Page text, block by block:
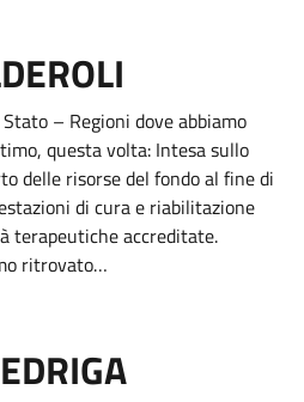
– Regioni dove abbiamo
questa volta: Intesa sullo
delle risorse del fondo al fine di
di cura e riabilitazione
terapeutiche accreditate.
ritrovato…